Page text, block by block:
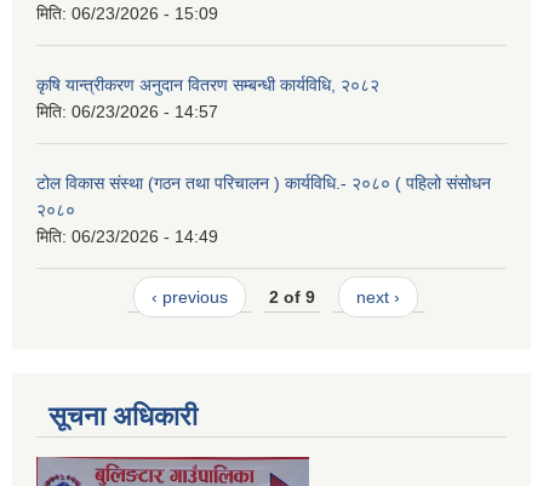
मिति: 06/23/2026 - 15:09
कृषि यान्त्रीकरण अनुदान वितरण सम्बन्धी कार्यविधि, २०८२
मिति: 06/23/2026 - 14:57
टोल विकास संस्था (गठन तथा परिचालन ) कार्यविधि.- २०८० ( पहिलो संसोधन
२०८०
मिति: 06/23/2026 - 14:49
‹ previous 2 of 9 next ›
सूचना अधिकारी